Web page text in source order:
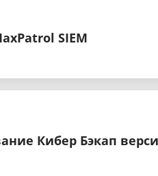
SIEM
Кибер Бэкап